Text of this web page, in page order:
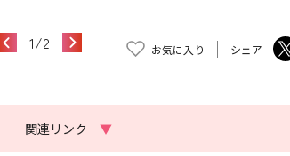
1/2 お気に入り シェア
関連リンク ▼